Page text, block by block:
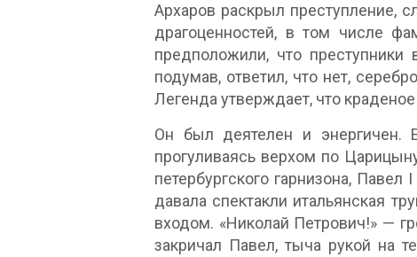
Архаров раскрыл преступление,
драгоценностей, в том числе
предположили, что
подумав, ответил, что нет,
Легенда утверждает, что
Он был деятелен и энергичен.
прогуливаясь верхом по
петербургского гарнизона,
давала спектакли итальянская
входом. «Николай Петрович!» —
закричал Павел, тыча рукой на